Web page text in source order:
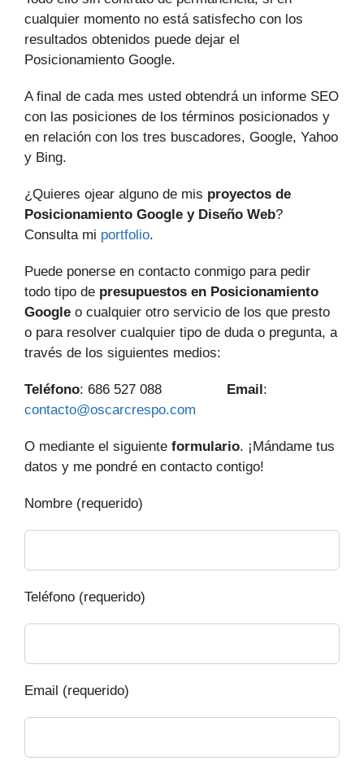
cualquier momento no está satisfecho con los
resultados obtenidos puede dejar el
Posicionamiento Google.
A final de cada mes usted obtendrá un informe SEO
con las posiciones de los términos posicionados y
en relación con los tres buscadores, Google, Yahoo
y Bing.
¿Quieres ojear alguno de mis proyectos de
Posicionamiento Google y Diseño Web?
Consulta mi portfolio.
Puede ponerse en contacto conmigo para pedir
todo tipo de presupuestos en Posicionamiento
Google o cualquier otro servicio de los que presto
o para resolver cualquier tipo de duda o pregunta, a
través de los siguientes medios:
Teléfono: 686 527 088 Email :
contacto@oscarcrespo.com
O mediante el siguiente formulario. ¡Mándame tus
datos y me pondré en contacto contigo!
Nombre (requerido)
Teléfono (requerido)
Email (requerido)